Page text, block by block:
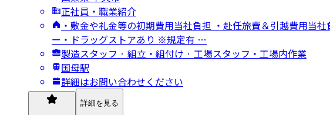
正社員・職業紹介
・敷金や礼金等の初期費用当社負担 ・赴任旅費＆引越費用当
ー・ドラッグストアあり ※規定有 …
製造スタッフ · 組立・組付け · 工場スタッフ・工場内作業
国母駅
詳細はお問い合わせください
詳細を見る